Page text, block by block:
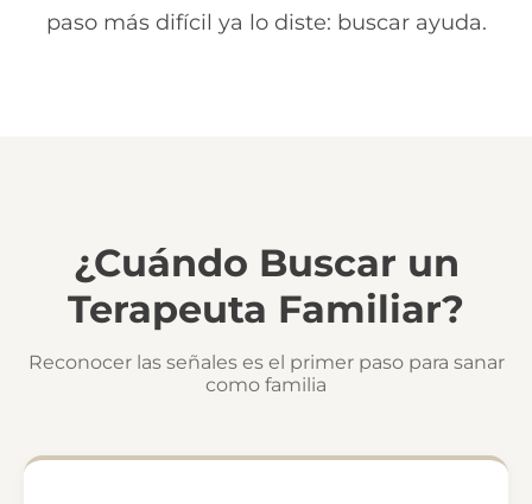
paso más difícil ya lo diste: buscar ayuda.
¿Cuándo Buscar un
Terapeuta Familiar?
Reconocer las señales es el primer paso para sanar
como familia